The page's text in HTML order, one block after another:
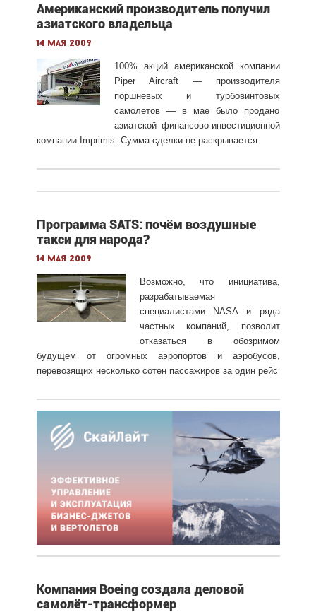
Американский производитель получил
азиатского владельца
14 мая 2009
100% акций американской компании
Piper Aircraft — производителя
поршневых и турбовинтовых
самолетов — в мае было продано
азиатской финансово-инвестиционной
компании Imprimis. Сумма сделки не раскрывается.
Программа SATS: почём воздушные
такси для народа?
14 мая 2009
Возможно, что инициатива,
разрабатываемая
специалистами NASA и ряда
частных компаний, позволит
отказаться в обозримом
будущем от огромных аэропортов и аэробусов,
перевозящих несколько сотен пассажиров за один рейс
Компания Boeing создала деловой
самолёт-трансформер